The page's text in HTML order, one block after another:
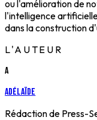
ou l'amélioration de
l'intelligence
dans la construction
L'AUTEUR
A
Adélaïde
Rédaction de Press-